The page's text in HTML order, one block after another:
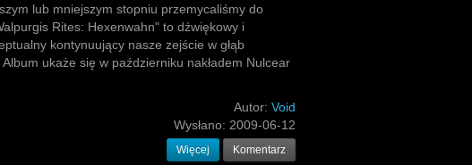
lub mniejszym stopniu przemycaliśmy do
Rites: Hexenwahn" to dźwiękowy i
kontynuujący nasze zejście w głąb
Album ukaże się w październiku nakładem Nulcear
Autor: Void
Wysłano: 2009-06-12
Więcej Komentarz